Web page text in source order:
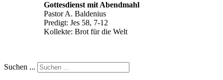
Gottesdienst mit Abendmahl
Pastor A. Baldenius
Predigt: Jes 58, 7-12
Kollekte: Brot für die Welt
Suchen ...